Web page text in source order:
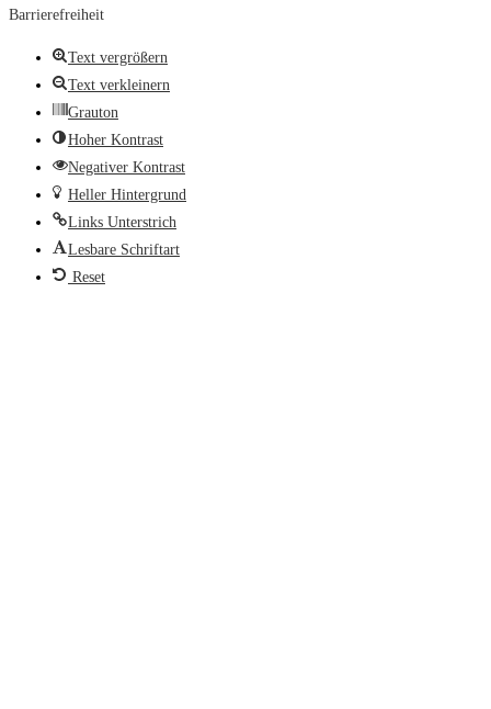
Barrierefreiheit
Text vergrößern
Text verkleinern
Grauton
Hoher Kontrast
Negativer Kontrast
Heller Hintergrund
Links Unterstrich
Lesbare Schriftart
Reset